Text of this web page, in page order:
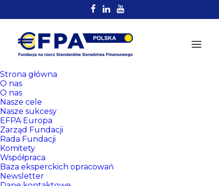
Strona główna
O nas
O nas
Nasze cele
Nasze sukcesy
EFPA Europa
Zarząd Fundacji
Rada Fundacji
Komitety
Współpraca
Baza eksperckich opracowań
Newsletter
Rejestr
Certyfikowanych
Doradców EFPA